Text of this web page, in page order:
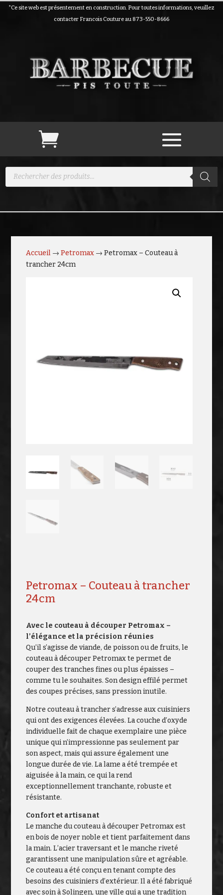
*Ce site web est présentement en construction. Pour toutes informations, veuillez
contacter Francois Couture au 873-550-8666
Recherche
Accueil →Petromax → Petromax – Couteau à
trancher 24cm
Petromax – Couteau à trancher
24cm
Avec le couteau à découper Petromax –
l’élégance et la précision réunies
Qu’il s’agisse de viande, de poisson ou de fruits, le
couteau à découper Petromax te permet de
couper des tranches fines ou plus épaisses –
comme tu le souhaites. Son design effilé permet
des coupes précises, sans pression inutile.
Notre couteau à trancher s’adresse aux cuisiniers
qui ont des exigences élevées. La couche d’oxyde
individuelle fait de chaque exemplaire une pièce
unique qui n’impressionne pas seulement par
son aspect, mais qui assure également une
longue durée de vie. La lame a été trempée et
aiguisée à la main, ce qui la rend
exceptionnellement tranchante, robuste et
résistante.
Confort et artisanat
Le manche du couteau à découper Petromax est
en bois de noyer noble et tient parfaitement dans
la main. L’acier traversant et le manche riveté
garantissent une manipulation sûre et agréable.
Ce couteau a été conçu en tenant compte des
besoins des cuisiniers d’extérieur. Il a été fabriqué
avec soin à Solingen, une ville qui a une tradition